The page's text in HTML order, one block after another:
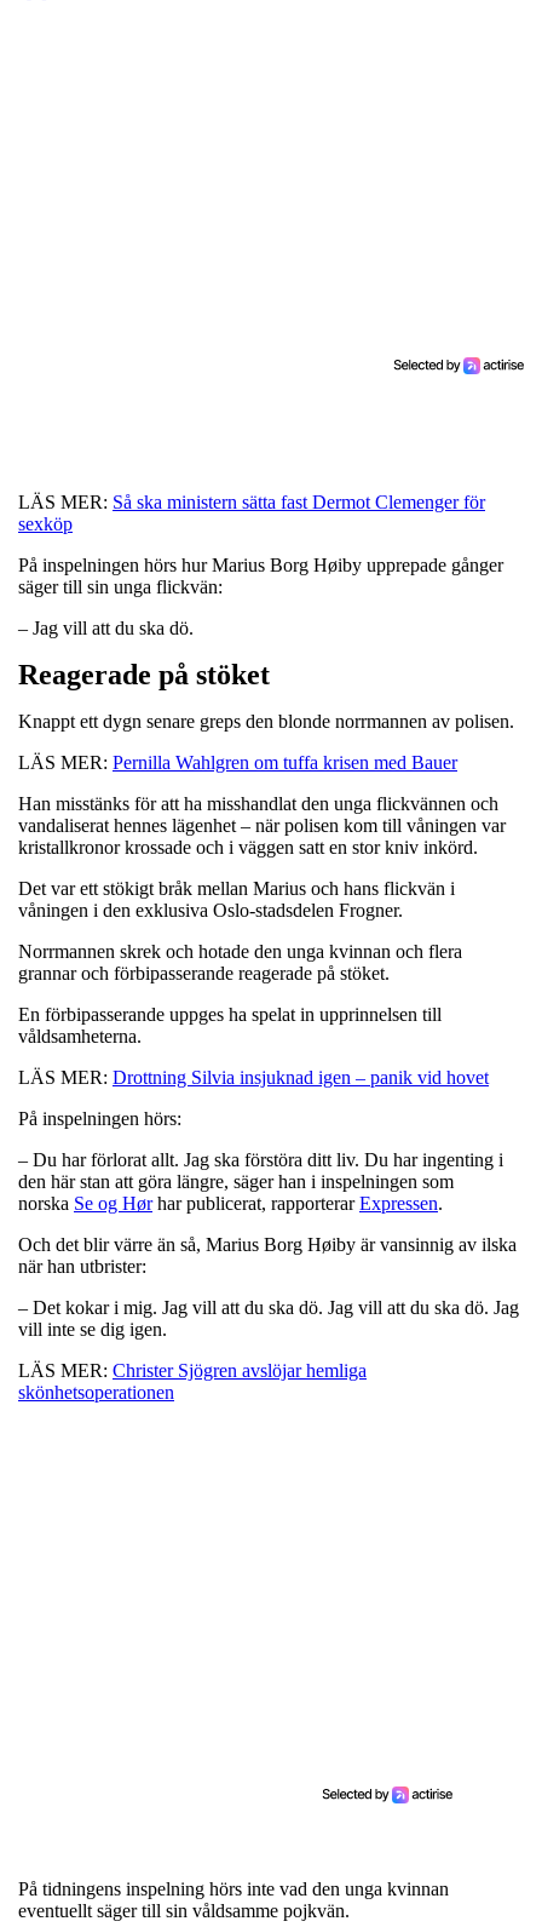
LÄS MER: Så ska ministern sätta fast Dermot Clemenger för
sexköp
På inspelningen hörs hur Marius Borg Høiby upprepade gånger
säger till sin unga flickvän:
– Jag vill att du ska dö.
Reagerade på stöket
Knappt ett dygn senare greps den blonde norrmannen av polisen.
LÄS MER: Pernilla Wahlgren om tuffa krisen med Bauer
Han misstänks för att ha misshandlat den unga flickvännen och
vandaliserat hennes lägenhet – när polisen kom till våningen var
kristallkronor krossade och i väggen satt en stor kniv inkörd.
Det var ett stökigt bråk mellan Marius och hans flickvän i
våningen i den exklusiva Oslo-stadsdelen Frogner.
Norrmannen skrek och hotade den unga kvinnan och flera
grannar och förbipasserande reagerade på stöket.
En förbipasserande uppges ha spelat in upprinnelsen till
våldsamheterna.
LÄS MER: Drottning Silvia insjuknad igen – panik vid hovet
På inspelningen hörs:
– Du har förlorat allt. Jag ska förstöra ditt liv. Du har ingenting i
den här stan att göra längre, säger han i inspelningen som
norska Se og Hørhar publicerat, rapporterarExpressen.
Och det blir värre än så, Marius Borg Høiby är vansinnig av ilska
när han utbrister:
– Det kokar i mig. Jag vill att du ska dö. Jag vill att du ska dö. Jag
vill inte se dig igen.
LÄS MER: Christer Sjögren avslöjar hemliga
skönhetsoperationen
På tidningens inspelning hörs inte vad den unga kvinnan
eventuellt säger till sin våldsamme pojkvän.